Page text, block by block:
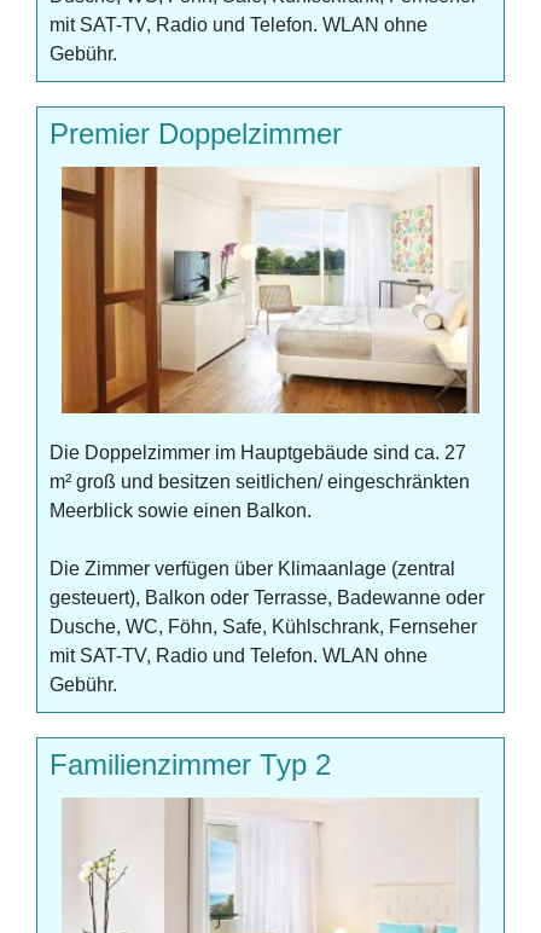
mit SAT-TV, Radio und Telefon. WLAN ohne
Gebühr.
Premier Doppelzimmer
Die Doppelzimmer im Hauptgebäude sind ca. 27
m² groß und besitzen seitlichen/ eingeschränkten
Meerblick sowie einen Balkon.
Die Zimmer verfügen über Klimaanlage (zentral
gesteuert), Balkon oder Terrasse, Badewanne oder
Dusche, WC, Föhn, Safe, Kühlschrank, Fernseher
mit SAT-TV, Radio und Telefon. WLAN ohne
Gebühr.
Familienzimmer Typ 2